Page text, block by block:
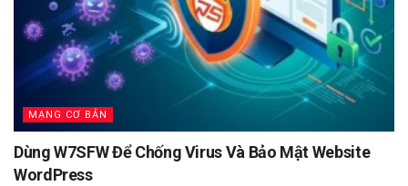
MẠNG CƠ BẢN
Dùng W7SFW Để Chống Virus Và Bảo Mật Website
WordPress